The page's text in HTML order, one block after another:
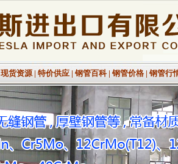
现货资源 | 特价供应 | 钢管百科| 钢管价格 | 钢管行